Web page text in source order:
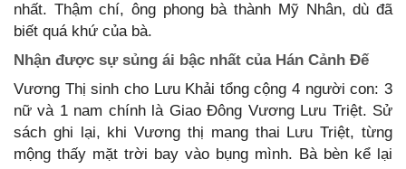
nhất. Thậm chí, ông phong bà thành Mỹ Nhân, dù đã
biết quá khứ của bà.
Nhận được sự sủng ái bậc nhất của Hán Cảnh Đế
Vương Thị sinh cho Lưu Khải tổng cộng 4 người con: 3
nữ và 1 nam chính là Giao Đông Vương Lưu Triệt. Sử
sách ghi lại, khi Vương thị mang thai Lưu Triệt, từng
mộng thấy mặt trời bay vào bụng mình. Bà bèn kể lại